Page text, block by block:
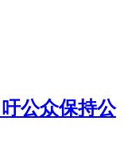
公众保持公